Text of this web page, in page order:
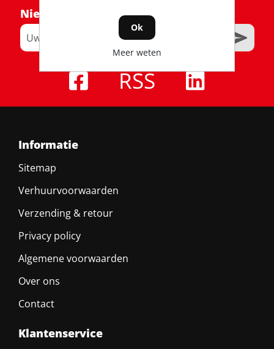
Nieuwsbrief
RSS
Informatie
Sitemap
Verhuurvoorwaarden
Verzending & retour
Privacy policy
Algemene voorwaarden
Over ons
Contact
Klantenservice
Ok
Meer weten